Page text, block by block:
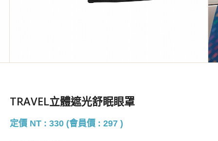
TRAVEL立體遮光舒眠眼罩
定價 NT : 330 (會員價 : 297 )